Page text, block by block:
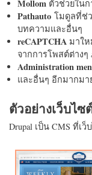
Mollom ตัวช่วยใน
Pathauto โมดูลที่ช่
บทความและอื่นๆ
reCAPTCHA มาใ
จากการโพสต์ต่างๆ
Administration
และอื่นๆ อีกมากมา
ตัวอย่างเว็บไ
Drupal เป็น CMS ที่เ